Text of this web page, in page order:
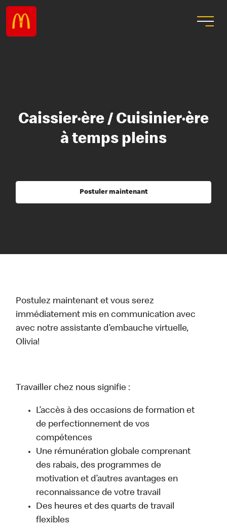
Caissier·ère / Cuisinier·ère
à temps pleins
Postuler maintenant
Postulez maintenant et vous serez
immédiatement mis en communication avec
avec notre assistante d’embauche virtuelle,
Olivia!
Travailler chez nous signifie :
L’accès à des occasions de formation et
de perfectionnement de vos
compétences
Une rémunération globale comprenant
des rabais, des programmes de
motivation et d’autres avantages en
reconnaissance de votre travail
Des heures et des quarts de travail
flexibles